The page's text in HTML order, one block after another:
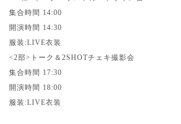
集合時間 14:00
開演時間 14:30
服装 :LIVE衣装
<2部> トーク＆ 2SHOTチェキ撮影会
集合時間 17:30
開演時間 18:00
服装 :LIVE衣装